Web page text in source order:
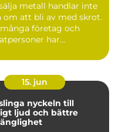
metall handlar inte
om att bli av med skrot.
företag och
har...
15. jun
nyckeln till
ljud och bättre